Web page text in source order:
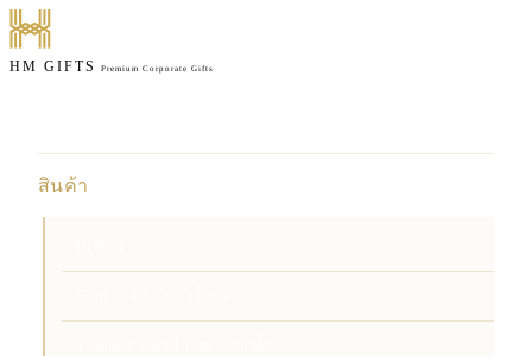
HM GIFTS Premium Corporate Gifts
สินค้า